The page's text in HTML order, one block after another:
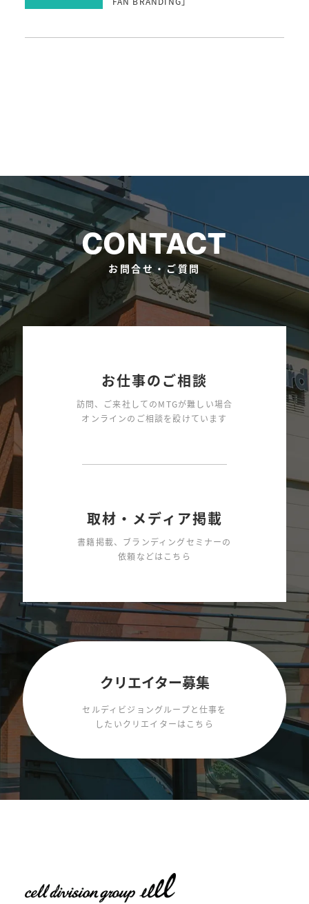
CONTACT
お問合せ・ご質問
お仕事のご相談
訪問、ご来社してのMTGが難しい場合
オンラインのご相談を設けています
取材・メディア掲載
書籍掲載、ブランディングセミナーの
依頼などはこちら
クリエイター募集
セルディビジョングループと仕事を
したいクリエイターはこちら